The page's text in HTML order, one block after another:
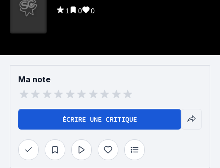
1 0 0
Ma note
ÉCRIRE UNE CRITIQUE